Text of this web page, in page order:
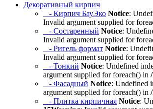
Декоративный кирпич
- Кирпич БауЭко Notice:
Invalid argument supplied for
- Состаренный Notice:
Invalid argument supplied for
- Ригель формат Notice:
Invalid argument supplied for
- Тонкий Notice: Undefined
argument supplied for foreach() in
- Фасадный Notice: Undefined
argument supplied for foreach() in
- Плитка кирпичная Notice: